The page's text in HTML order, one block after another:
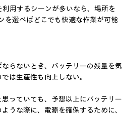
用するシーンが多いなら、場所を
を選べばどこでも快適な作業が可能
らないとき、バッテリーの残量を気
は生産性も向上しない。
っていても、予想以上にバッテリー
うな際に、電源を確保するために、